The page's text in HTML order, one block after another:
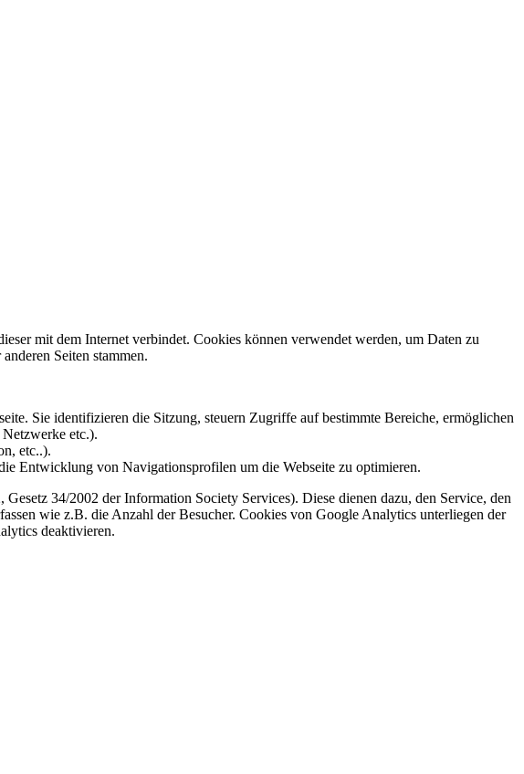
mit dem Internet verbindet. Cookies können verwendet werden, um Daten zu
Seiten stammen.
Sie identifizieren die Sitzung, steuern Zugriffe auf bestimmte Bereiche, ermöglichen
etc.).
etc..).
Entwicklung von Navigationsprofilen um die Webseite zu optimieren.
34/2002 der Information Society Services). Diese dienen dazu, den Service, den
wie z.B. die Anzahl der Besucher. Cookies von Google Analytics unterliegen der
deaktivieren.